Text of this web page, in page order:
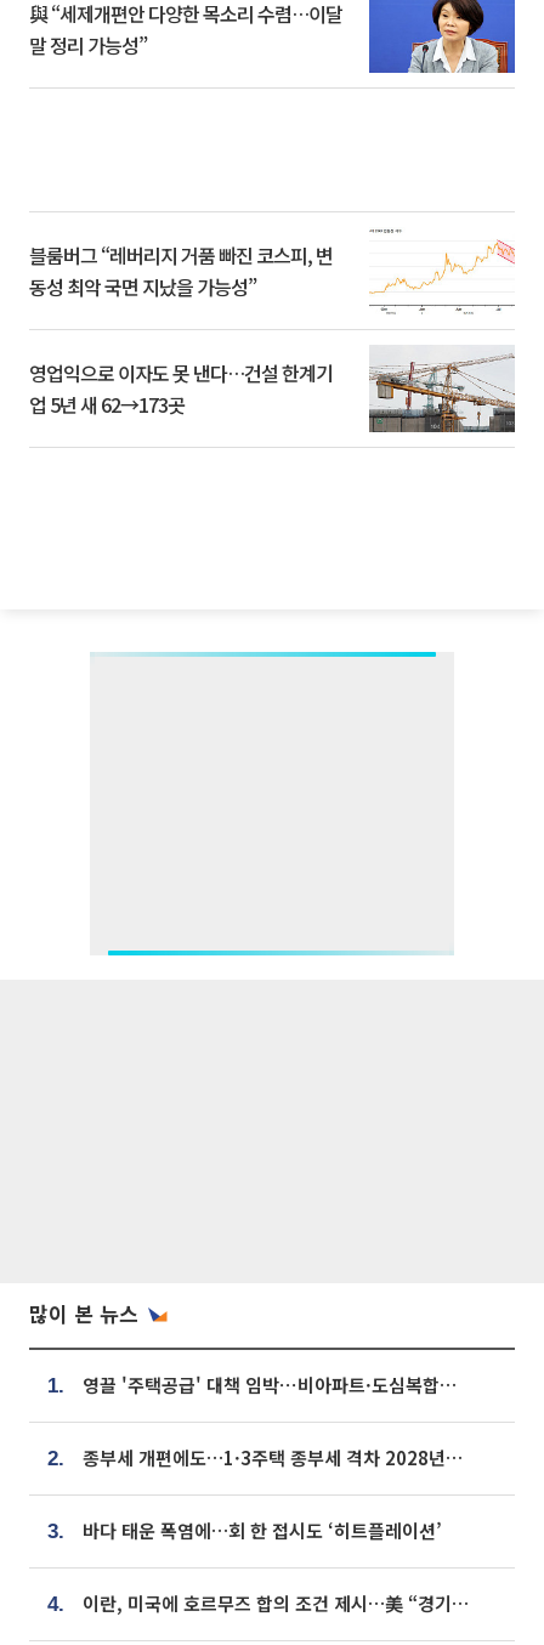
與 “세제개편안 다양한 목소리 수렴…이달
말 정리 가능성”
블룸버그 “레버리지 거품 빠진 코스피, 변
동성 최악 국면 지났을 가능성”
영업익으로 이자도 못 낸다…건설 한계기
업 5년 새 62→173곳
많이 본 뉴스
1. 영끌 '주택공급' 대책 임박⋯비아파트·도심복합까지 총동원
2. 종부세 개편에도…1·3주택 종부세 격차 2028년부터 확대
3. 바다 태운 폭염에…회 한 접시도 ‘히트플레이션’
4. 이란, 미국에 호르무즈 합의 조건 제시…美 “경기 아직 안 끝나” [종합]